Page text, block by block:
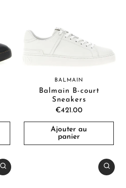
BALMAIN
Balmain B-court
Sneakers
€421.00
Ajouter au
panier